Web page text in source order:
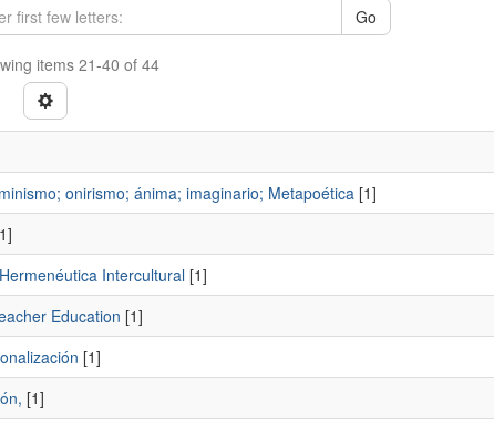
Go
items 21-40 of 44
onirismo; ánima; imaginario; Metapoética[1]
Intercultural[1]
Education [1]
[1]
[1]